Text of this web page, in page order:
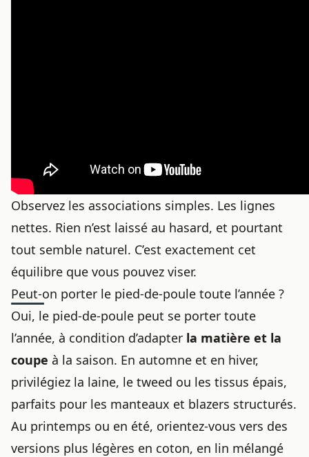
Observez les associations simples. Les lignes
nettes. Rien n’est laissé au hasard, et pourtant
tout semble naturel. C’est exactement cet
équilibre que vous pouvez viser.
Peut-on porter le pied-de-poule toute l’année ?
Oui, le pied-de-poule peut se porter toute
l’année, à condition d’adapter la matière et la
coupe à la saison. En automne et en hiver,
privilégiez la laine, le tweed ou les tissus épais,
parfaits pour les manteaux et blazers structurés.
Au printemps ou en été, orientez-vous vers des
versions plus légères en coton, en lin mélangé